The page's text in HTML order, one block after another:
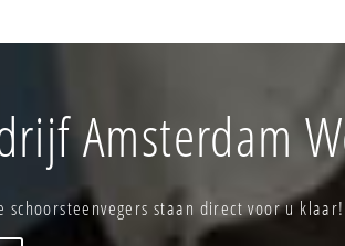
Amsterdam
schoorsteenvegers staan direct voor u klaar!